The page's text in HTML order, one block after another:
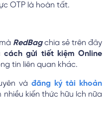
OTP là hoàn tất.
RedBagchia sẻ trên đây
cách gửi tiết kiệm Online
tin liên quan khác.
và đăng ký tài khoản
kiến thức hữu ích nữa